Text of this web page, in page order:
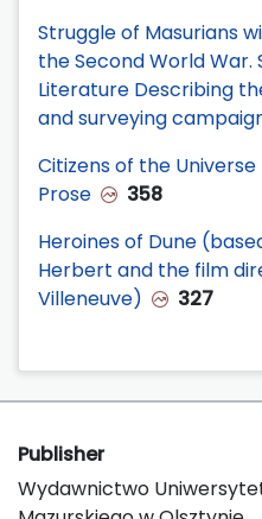
Struggle of Masurians
the Second World War.
Literature Describing
and surveying
Citizens of the Universe
Prose
358
Heroines of Dune
Herbert and the film
Villeneuve)
327
Publisher
Wydawnictwo